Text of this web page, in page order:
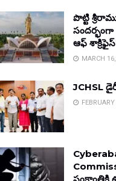
పొట్టి
ఆఫ్
MARCH
JCHSL